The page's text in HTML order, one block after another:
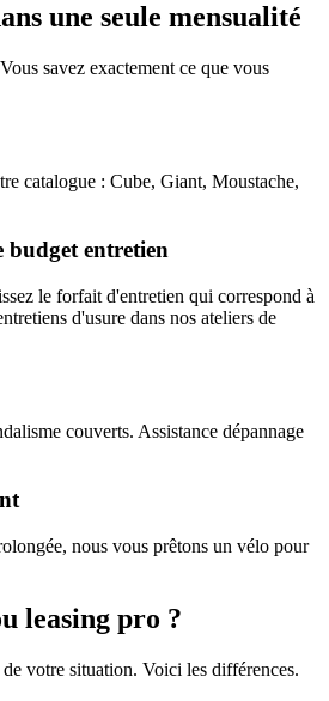
une seule mensualité
savez exactement ce que vous
catalogue : Cube, Giant, Moustache,
budget entretien
le forfait d'entretien qui correspond à
d'usure dans nos ateliers de
couverts. Assistance dépannage
nous vous prêtons un vélo pour
leasing pro ?
votre situation. Voici les différences.